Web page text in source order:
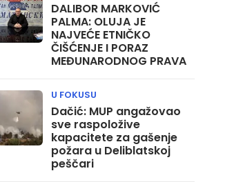
DALIBOR MARKOVIĆ
PALMA: OLUJA JE
NAJVEĆE ETNIČKO
ČIŠĆENJE I PORAZ
MEĐUNARODNOG PRAVA
Dačić: MUP angažovao
sve raspoložive
kapacitete za gašenje
požara u Deliblatskoj
peščari
U FOKUSU